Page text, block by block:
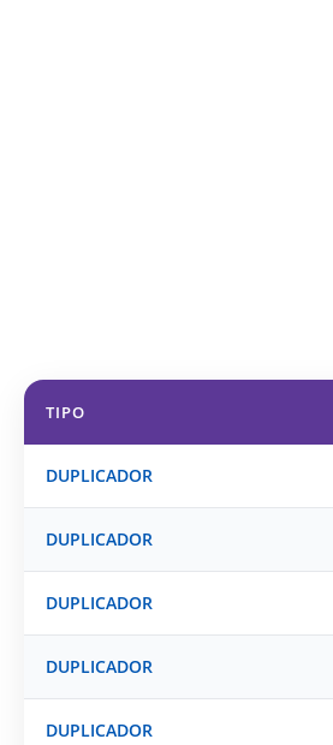
TIPO
DUPLICADOR
DUPLICADOR
DUPLICADOR
DUPLICADOR
DUPLICADOR